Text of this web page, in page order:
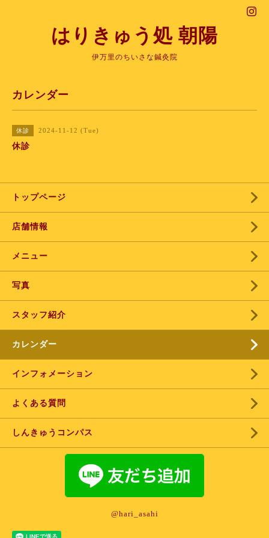
はりきゅう処 朝陽
伊万里のちいさな鍼灸院
カレンダー
休診 2024-11-12 (Tue)
休診
トップページ
店舗情報
メニュー
写真
スタッフ紹介
カレンダー
インフォメーション
よくある質問
しんきゅうコンパス
@hari_asahi